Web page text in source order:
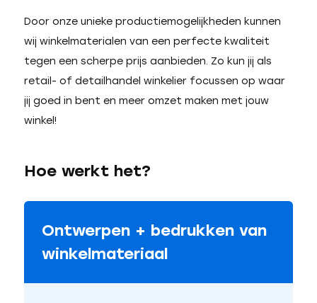
Door onze unieke productiemogelijkheden kunnen
wij winkelmaterialen van een perfecte kwaliteit
tegen een scherpe prijs aanbieden. Zo kun jij als
retail- of detailhandel winkelier focussen op waar
jij goed in bent en meer omzet maken met jouw
winkel!
Hoe werkt het?
Ontwerpen + bedrukken van
winkelmateriaal